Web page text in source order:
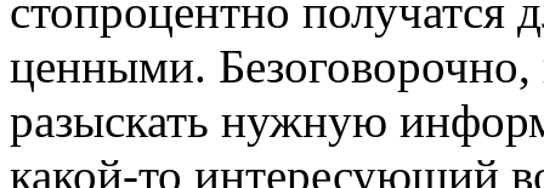
стопроцентно получатся
ценными. Безоговорочно,
разыскать нужную
какой-то интересующий